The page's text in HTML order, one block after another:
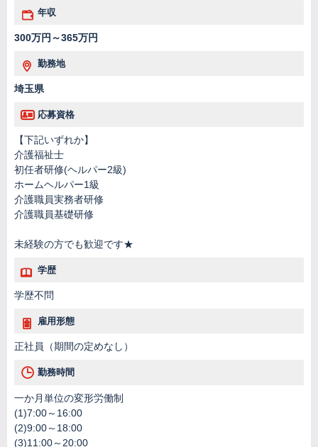
年収
300万円～365万円
勤務地
埼玉県
応募資格
【下記いずれか】
介護福祉士
初任者研修(ヘルパー2級)
ホームヘルパー1級
介護職員実務者研修
介護職員基礎研修
未経験の方でも歓迎です★
学歴
学歴不問
雇用形態
正社員（期間の定めなし）
勤務時間
一か月単位の変形労働制
(1)7:00～16:00
(2)9:00～18:00
(3)11:00～20:00